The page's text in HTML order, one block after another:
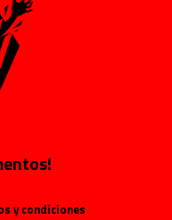
y condiciones